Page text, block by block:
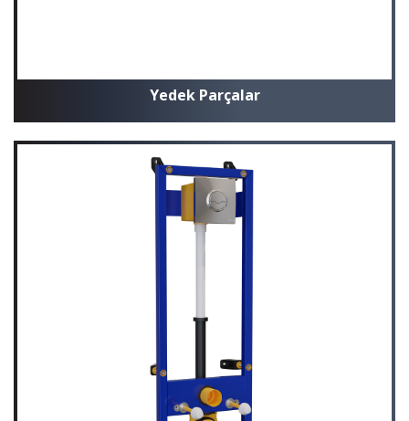
Yedek Parçalar